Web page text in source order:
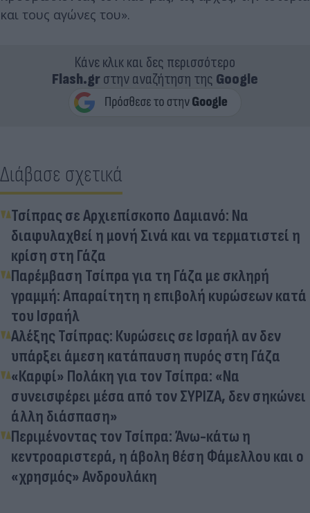
και τους αγώνες του».
Κάνε κλικ και δες περισσότερο
Flash.grστην αναζήτηση της Google
Διάβασε σχετικά
Τσίπρας σε Αρχιεπίσκοπο Δαμιανό: Να
διαφυλαχθεί η μονή Σινά και να τερματιστεί η
κρίση στη Γάζα
Παρέμβαση Τσίπρα για τη Γάζα με σκληρή
γραμμή: Απαραίτητη η επιβολή κυρώσεων κατά
του Ισραήλ
Αλέξης Τσίπρας: Κυρώσεις σε Ισραήλ αν δεν
υπάρξει άμεση κατάπαυση πυρός στη Γάζα
«Καρφί» Πολάκη για τον Τσίπρα: «Να
συνεισφέρει μέσα από τον ΣΥΡΙΖΑ, δεν σηκώνει
άλλη διάσπαση»
Περιμένοντας τον Τσίπρα: Άνω-κάτω η
κεντροαριστερά, η άβολη θέση Φάμελλου και ο
«χρησμός» Ανδρουλάκη